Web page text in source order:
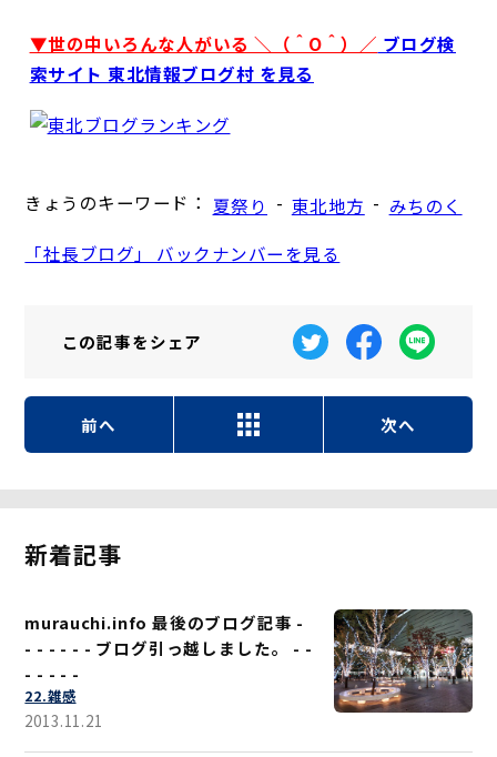
▼世の中いろんな人がいる ＼（＾O＾）／ ブログ検
索サイト 東北情報ブログ村 を見る
きょうのキーワード： 夏祭り - 東北地方 - みちのく
「社長ブログ」 バックナンバーを見る
この記事をシェア
前へ 次へ
新着記事
murauchi.info 最後のブログ記事 -
- - - - - - ブログ引っ越しました。 - -
- - - - -
22.雑感
2013.11.21